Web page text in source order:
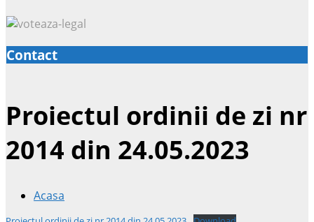
Contact
Proiectul ordinii de zi nr
2014 din 24.05.2023
Acasa